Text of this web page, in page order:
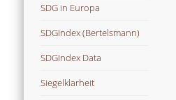
SDG in Europa
SDGIndex (Bertelsmann)
SDGIndex Data
Siegelklarheit